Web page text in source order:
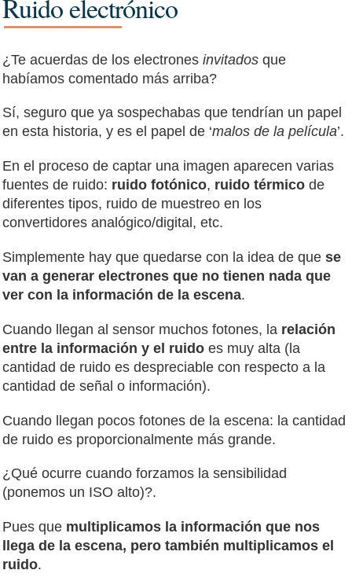
Ruido electrónico
¿Te acuerdas de los electronesinvitados que
habíamos comentado más arriba?
Sí, seguro que ya sospechabas que tendrían un papel
en esta historia, y es el papel de ‘malos de la película’.
En el proceso de captar una imagen aparecen varias
fuentes de ruido: ruido fotónico, ruido térmico de
diferentes tipos, ruido de muestreo en los
convertidores analógico/digital, etc.
Simplemente hay que quedarse con la idea de quese
van a generar electrones que no tienen nada que
ver con la información de la escena.
Cuando llegan al sensor muchos fotones, la relación
entre la información y el ruido es muy alta (la
cantidad de ruido es despreciable con respecto a la
cantidad de señal o información).
Cuando llegan pocos fotones de la escena: la cantidad
de ruido es proporcionalmente más grande.
¿Qué ocurre cuando forzamos la sensibilidad
(ponemos un ISO alto)?.
Pues que multiplicamos la información que nos
llega de la escena, pero también multiplicamos el
ruido.